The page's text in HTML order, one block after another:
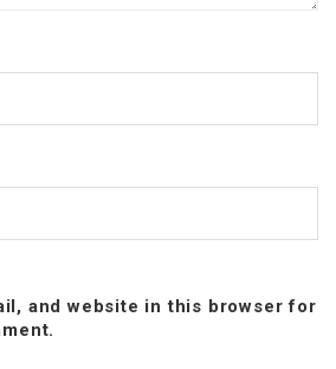
and website in this browser for